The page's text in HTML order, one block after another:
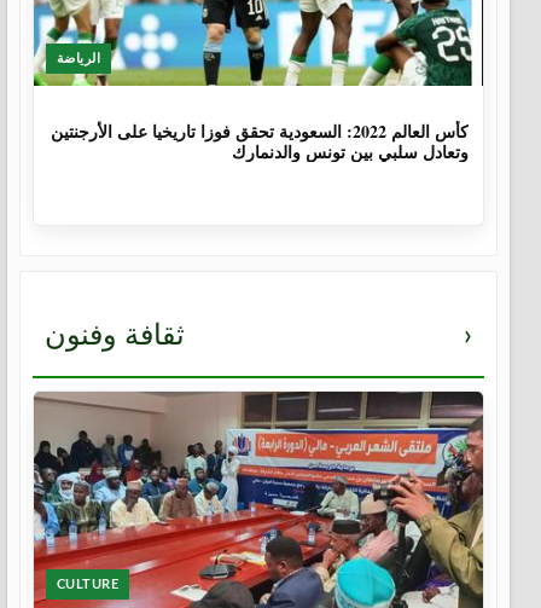
الرياضة
كأس العالم 2022: السعودية تحقق فوزا تاريخيا على الأرجنتين
وتعادل سلبي بين تونس والدنمارك
ثقافة وفنون ›
CULTURE